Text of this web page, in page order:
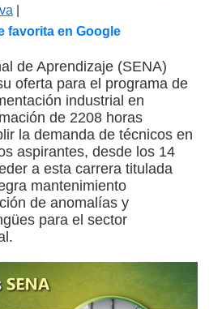
favorita en Google
de Aprendizaje (SENA)
oferta para el programa de
industrial en
de 2208 horas
la demanda de técnicos en
aspirantes, desde los 14
a esta carrera titulada
mantenimiento
de anomalías y
para el sector